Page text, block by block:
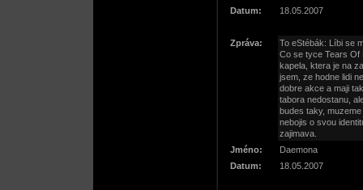
Datum:
18.05.2007
Zpráva:
To eStébák: Líbi se
Co se tyce Tears Of
kapela, ktera je na
jsem, ze hodne lidi
dobre akce a maji
tabora nedostanu,
budes taky,
nebojis o svou
zajimava.
Jméno:
Daemona
Datum:
18.05.2007